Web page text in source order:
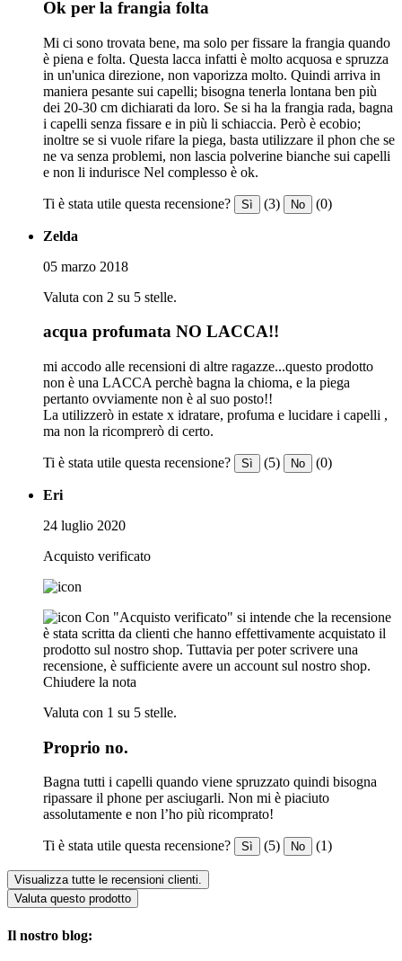
Ok per la frangia folta
Mi ci sono trovata bene, ma solo per fissare la frangia quando
è piena e folta. Questa lacca infatti è molto acquosa e spruzza
in un'unica direzione, non vaporizza molto. Quindi arriva in
maniera pesante sui capelli; bisogna tenerla lontana ben più
dei 20-30 cm dichiarati da loro. Se si ha la frangia rada, bagna
i capelli senza fissare e in più li schiaccia. Però è ecobio;
inoltre se si vuole rifare la piega, basta utilizzare il phon che se
ne va senza problemi, non lascia polverine bianche sui capelli
e non li indurisce Nel complesso è ok.
Ti è stata utile questa recensione? Sì (3) No (0)
Zelda
05 marzo 2018
Valuta con 2 su 5 stelle.
acqua profumata NO LACCA!!
mi accodo alle recensioni di altre ragazze...questo prodotto
non è una LACCA perchè bagna la chioma, e la piega
pertanto ovviamente non è al suo posto!!
La utilizzerò in estate x idratare, profuma e lucidare i capelli ,
ma non la ricomprerò di certo.
Ti è stata utile questa recensione? Sì (5) No (0)
Eri
24 luglio 2020
Acquisto verificato
Con "Acquisto verificato" si intende che la recensione
è stata scritta da clienti che hanno effettivamente acquistato il
prodotto sul nostro shop. Tuttavia per poter scrivere una
recensione, è sufficiente avere un account sul nostro shop.
Chiudere la nota
Valuta con 1 su 5 stelle.
Proprio no.
Bagna tutti i capelli quando viene spruzzato quindi bisogna
ripassare il phone per asciugarli. Non mi è piaciuto
assolutamente e non l’ho più ricomprato!
Ti è stata utile questa recensione? Sì (5) No (1)
Visualizza tutte le recensioni clienti.
Valuta questo prodotto
Il nostro blog: